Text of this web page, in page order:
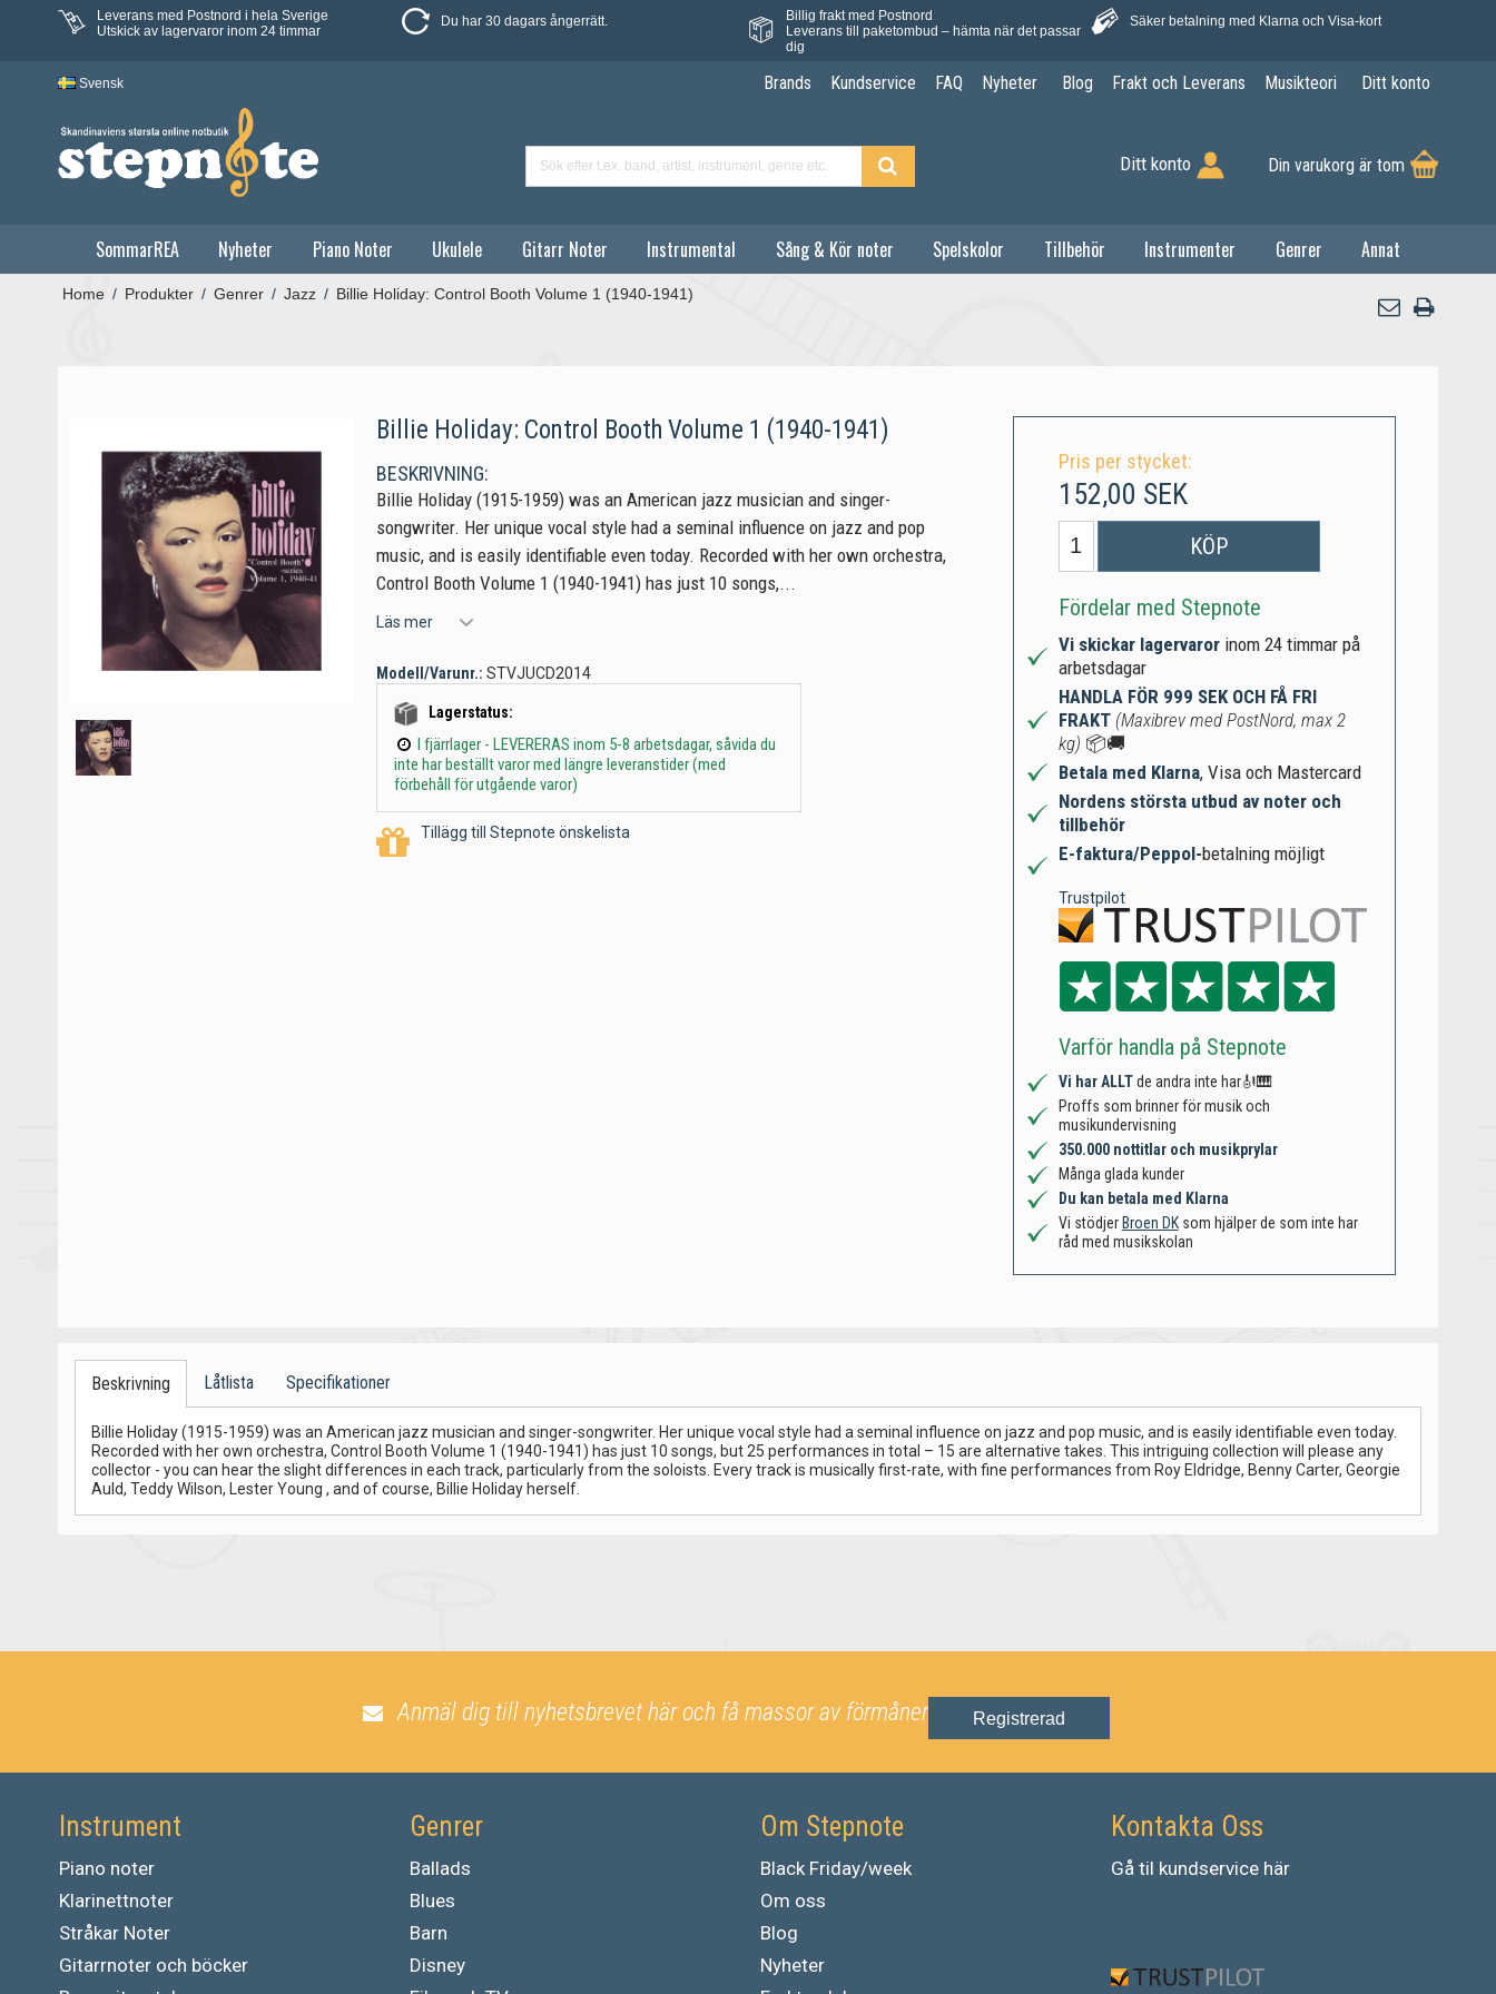
Leverans med Postnord i hela Sverige
Utskick av lagervaror inom 24 timmar
Du har 30 dagars ångerrätt.
Billig frakt med Postnord
Leverans till paketombud – hämta när det passar
dig
Säker betalning med Klarna och Visa-kort
Svensk Brands Kundservice FAQ Nyheter Blog Frakt och Leverans Musikteori Ditt konto
Ditt konto Din varukorg är tom
SommarREA Nyheter Piano Noter Ukulele Gitarr Noter Instrumental Sång & Kör noter Spelskolor Tillbehör Instrumenter Genrer Annat
Home / Produkter / Genrer / Jazz / Billie Holiday: Control Booth Volume 1 (1940-1941)
Billie Holiday: Control Booth Volume 1 (1940-1941)
BESKRIVNING:
Billie Holiday (1915-1959) was an American jazz musician and singer-
songwriter. Her unique vocal style had a seminal influence on jazz and pop
music, and is easily identifiable even today. Recorded with her own orchestra,
Control Booth Volume 1 (1940-1941) has just 10 songs,...
Läs mer
Modell/Varunr.: STVJUCD2014
Lagerstatus:
I fjärrlager - LEVERERAS inom 5-8 arbetsdagar, såvida du
inte har beställt varor med längre leveranstider (med
förbehåll för utgående varor)
Tillägg till Stepnote önskelista
Pris per stycket:
152,00 SEK
KÖP
Fördelar med Stepnote
Vi skickar lagervaror inom 24 timmar på
arbetsdagar
HANDLA FÖR 999 SEK OCH FÅ FRI
FRAKT (Maxibrev med PostNord, max 2
kg) 📦🚚
Betala med Klarna, Visa och Mastercard
Nordens största utbud av noter och
tillbehör
E-faktura/Peppol-betalning möjligt
Trustpilot
Varför handla på Stepnote
Vi har ALLTde andra inte har🎻🎹
Proffs som brinner för musik och
musikundervisning
350.000 nottitlar och musikprylar
Många glada kunder
Du kan betala med Klarna
Vi stödjer Broen DKsom hjälper de som inte har
råd med musikskolan
Beskrivning Låtlista Specifikationer
Billie Holiday (1915-1959) was an American jazz musician and singer-songwriter. Her unique vocal style had a seminal influence on jazz and pop music, and is easily identifiable even today.
Recorded with her own orchestra, Control Booth Volume 1 (1940-1941) has just 10 songs, but 25 performances in total – 15 are alternative takes. This intriguing collection will please any
collector - you can hear the slight differences in each track, particularly from the soloists. Every track is musically first-rate, with fine performances from Roy Eldridge, Benny Carter, Georgie
Auld, Teddy Wilson, Lester Young , and of course, Billie Holiday herself.
Anmäl dig till nyhetsbrevet här och få massor av förmåner Registrerad
Instrument
Piano noter
Klarinettnoter
Stråkar Noter
Gitarrnoter och böcker
Genrer
Ballads
Blues
Barn
Disney
Om Stepnote
Black Friday/week
Om oss
Blog
Nyheter
Kontakta Oss
Gå til kundservice här